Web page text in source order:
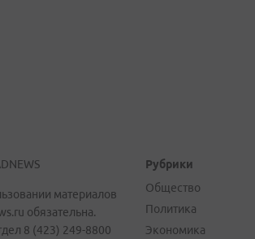
материалов
обязательна.
8 (423) 249-8800
Рубрики
Общество
Политика
Экономика